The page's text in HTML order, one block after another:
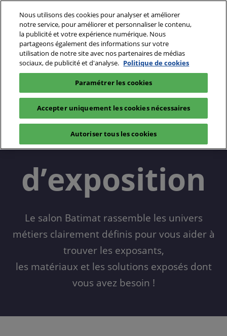
contenu
28/09/2026 - 01/10/2026
Paris Expo, Porte de Versailles
Prendre mon badge
Batimat - Le salon professionnel de la construction
Zones d’exposition
Les zones
d’exposition
Le salon Batimat rassemble les univers
métiers clairement définis pour vous aider à
trouver les exposants,
les matériaux et les solutions exposés dont
vous avez besoin !
Nous utilisons des cookies pour analyser et améliorer
notre service, pour améliorer et personnaliser le contenu,
la publicité et votre expérience numérique. Nous
partageons également des informations sur votre
utilisation de notre site avec nos partenaires de médias
sociaux, de publicité et d'analyse. Politique de cookies
Paramétrer les cookies
Accepter uniquement les cookies nécessaires
Autoriser tous les cookies